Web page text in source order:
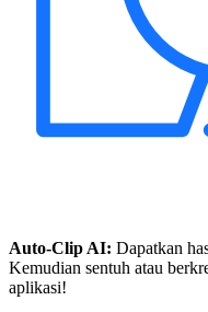
Auto-Clip AI: Dapatkan
Kemudian sentuh atau
aplikasi!